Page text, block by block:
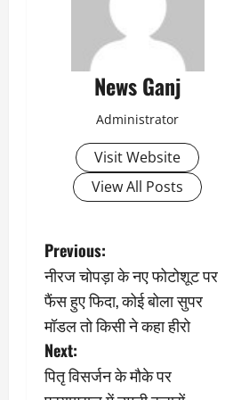
News Ganj
Administrator
Visit Website
View All Posts
P
o
s
t
Previous:
नीरज चोपड़ा के नए फोटोशूट पर
फैंस हुए फिदा, कोई बोला सुपर
मॉडल तो किसी ने कहा हीरो
Next:
पितृ विसर्जन के मौके पर